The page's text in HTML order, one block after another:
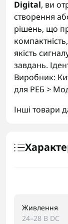
Digital, ви
створення
рішень, що
якість
завдань.
Виробник:
для РЕБ >
Інші товари
Живлення
24–28 В DC